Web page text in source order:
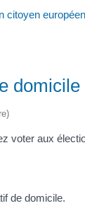
citoyen
voter aux
de domicile.